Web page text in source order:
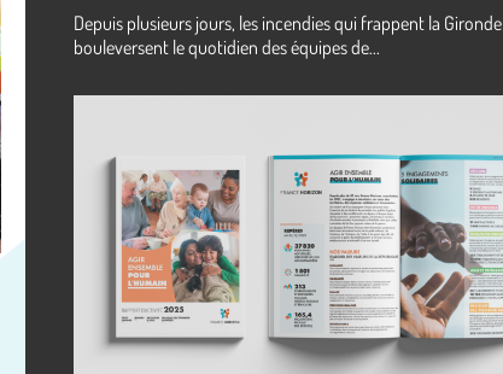
Depuis plusieurs jours, les incendies qui frappent la Gironde
bouleversent le quotidien des équipes de...